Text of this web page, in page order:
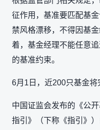
征作用，基准要匹配基
禁风格漂移，不得因基
着，基金经理不能任意
的基准约束。
6月1日，近200只基金将
中国证监会发布的《公
指引》（下称《指引》